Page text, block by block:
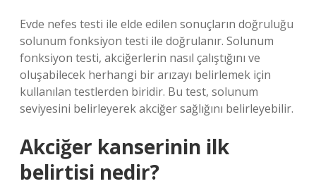
Evde nefes testi ile elde edilen sonuçların doğruluğu
solunum fonksiyon testi ile doğrulanır. Solunum
fonksiyon testi, akciğerlerin nasıl çalıştığını ve
oluşabilecek herhangi bir arızayı belirlemek için
kullanılan testlerden biridir. Bu test, solunum
seviyesini belirleyerek akciğer sağlığını belirleyebilir.
Akciğer kanserinin ilk
belirtisi nedir?